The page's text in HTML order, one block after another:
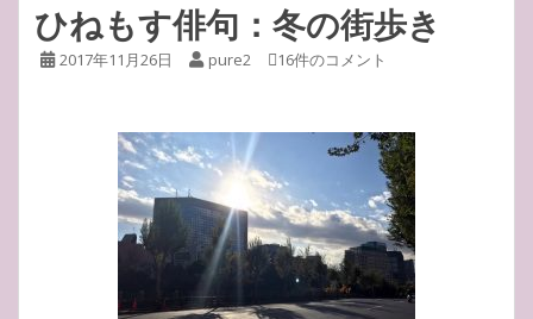
ひねもす俳句：冬の街歩き
2017年11月26日 pure2 16件のコメント